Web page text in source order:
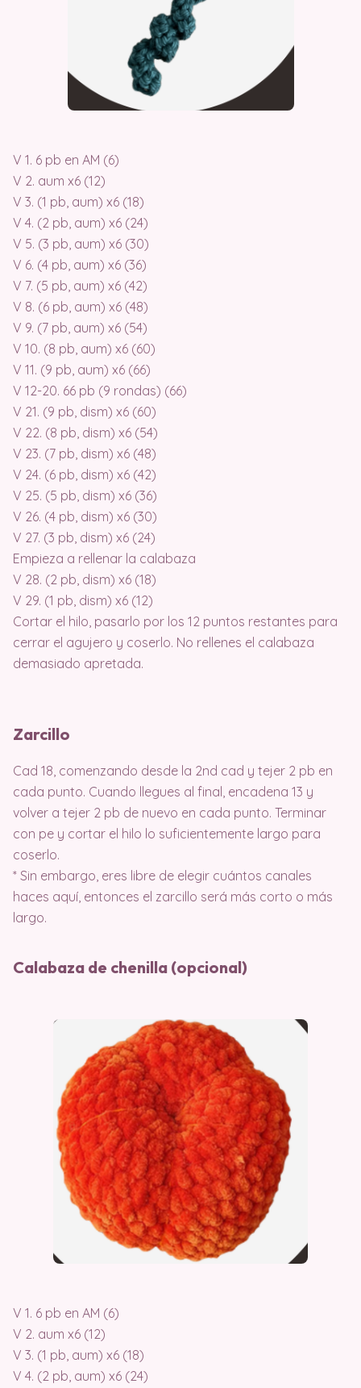
V 1. 6 pb en AM (6)
V 2. aum x6 (12)
V 3. (1 pb, aum) x6 (18)
V 4. (2 pb, aum) x6 (24)
V 5. (3 pb, aum) x6 (30)
V 6. (4 pb, aum) x6 (36)
V 7. (5 pb, aum) x6 (42)
V 8. (6 pb, aum) x6 (48)
V 9. (7 pb, aum) x6 (54)
V 10. (8 pb, aum) x6 (60)
V 11. (9 pb, aum) x6 (66)
V 12-20. 66 pb (9 rondas) (66)
V 21. (9 pb, dism) x6 (60)
V 22. (8 pb, dism) x6 (54)
V 23. (7 pb, dism) x6 (48)
V 24. (6 pb, dism) x6 (42)
V 25. (5 pb, dism) x6 (36)
V 26. (4 pb, dism) x6 (30)
V 27. (3 pb, dism) x6 (24)
Empieza a rellenar la calabaza
V 28. (2 pb, dism) x6 (18)
V 29. (1 pb, dism) x6 (12)
Cortar el hilo, pasarlo por los 12 puntos restantes para
cerrar el agujero y coserlo. No rellenes el calabaza
demasiado apretada.
Zarcillo
Cad 18, comenzando desde la 2nd cad y tejer 2 pb en
cada punto. Cuando llegues al final, encadena 13 y
volver a tejer 2 pb de nuevo en cada punto. Terminar
con pe y cortar el hilo lo suficientemente largo para
coserlo.
* Sin embargo, eres libre de elegir cuántos canales
haces aquí, entonces el zarcillo será más corto o más
largo.
Calabaza de chenilla (opcional)
V 1. 6 pb en AM (6)
V 2. aum x6 (12)
V 3. (1 pb, aum) x6 (18)
V 4. (2 pb, aum) x6 (24)